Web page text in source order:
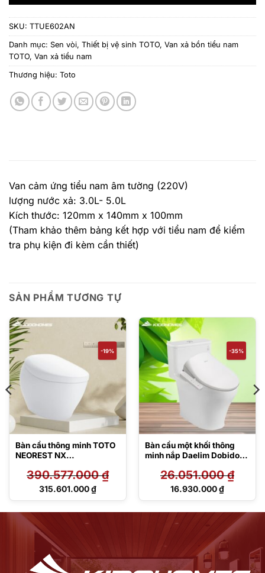
SKU: TTUE602AN
Danh mục: Sen vòi, Thiết bị vệ sinh TOTO, Van xả bồn tiểu nam
TOTO, Van xả tiểu nam
Thương hiệu: Toto
Van cảm ứng tiểu nam âm tường (220V)
lượng nước xả: 3.0L- 5.0L
Kích thước: 120mm x 140mm x 100mm
(Tham khảo thêm bảng kết hợp với tiểu nam để kiểm
tra phụ kiện đi kèm cần thiết)
SẢN PHẨM TƯƠNG TỰ
-19%
Bàn cầu thông minh TOTO
NEOREST NX
0VR390.577.000₫
Giá
315.601.000₫
Giá
-35%
Bàn cầu một khối thông
minh nắp Daelim Dobidos
26.051.000₫
Giá
26.051.000 ₫.
16.930.000₫
Giá
16.930.000 ₫.